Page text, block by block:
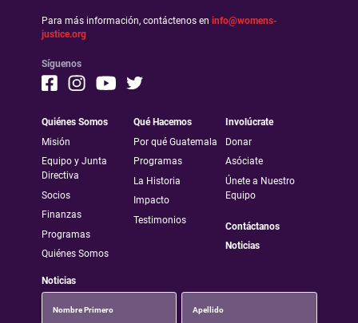
Para más información, contáctenos en info@womens-
justice.org
Síguenos
Quiénes Somos
Misión
Equipo y Junta
Directiva
Socios
Finanzas
Programas
Quiénes Somos
Qué Hacemos
Por qué Guatemala
Programas
La Historia
Impacto
Testimonios
Involúcrate
Donar
Asóciate
Únete a Nuestro
Equipo
Contáctanos
Noticias
Noticias